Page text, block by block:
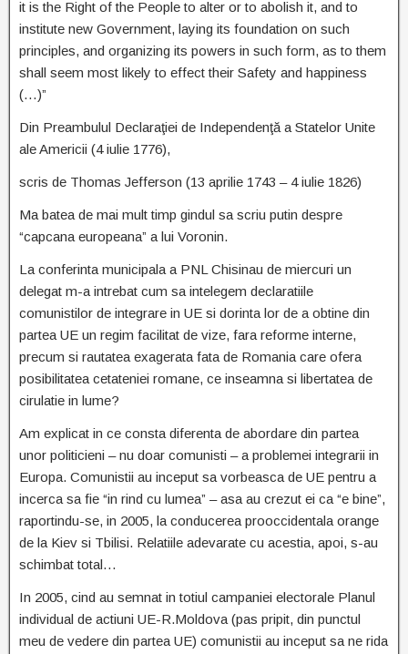
it is the Right of the People to alter or to abolish it, and to
institute new Government, laying its foundation on such
principles, and organizing its powers in such form, as to them
shall seem most likely to effect their Safety and happiness
(…)”
Din Preambulul Declaraţiei de Independenţă a Statelor Unite
ale Americii (4 iulie 1776),
scris de Thomas Jefferson (13 aprilie 1743 – 4 iulie 1826)
Ma batea de mai mult timp gindul sa scriu putin despre
“capcana europeana” a lui Voronin.
La conferinta municipala a PNL Chisinau de miercuri un
delegat m-a intrebat cum sa intelegem declaratiile
comunistilor de integrare in UE si dorinta lor de a obtine din
partea UE un regim facilitat de vize, fara reforme interne,
precum si rautatea exagerata fata de Romania care ofera
posibilitatea cetateniei romane, ce inseamna si libertatea de
cirulatie in lume?
Am explicat in ce consta diferenta de abordare din partea
unor politicieni – nu doar comunisti – a problemei integrarii in
Europa. Comunistii au inceput sa vorbeasca de UE pentru a
incerca sa fie “in rind cu lumea” – asa au crezut ei ca “e bine”,
raportindu-se, in 2005, la conducerea prooccidentala orange
de la Kiev si Tbilisi. Relatiile adevarate cu acestia, apoi, s-au
schimbat total…
In 2005, cind au semnat in totiul campaniei electorale Planul
individual de actiuni UE-R.Moldova (pas pripit, din punctul
meu de vedere din partea UE) comunistii au inceput sa ne rida